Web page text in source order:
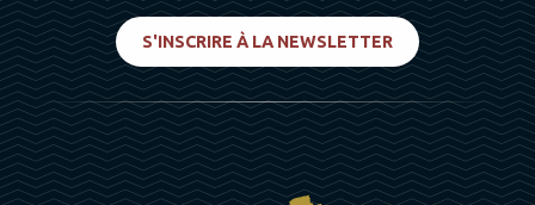
S'INSCRIRE À LA NEWSLETTER